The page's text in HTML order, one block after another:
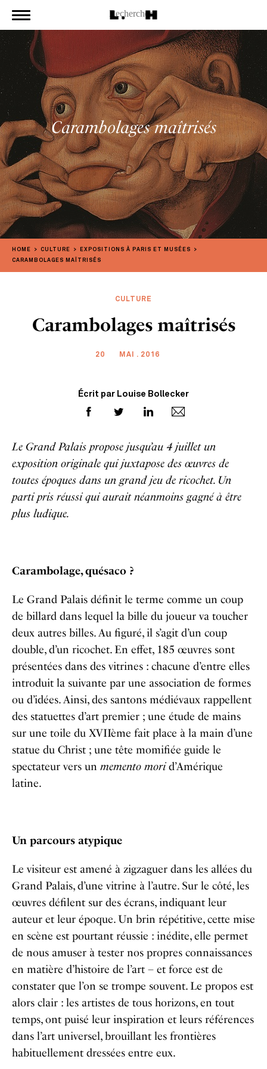
Carambolages maîtrisés
HOME CULTURE
EXPOSITIONS À PARIS ET MUSÉES
CARAMBOLAGES MAÎTRISÉS
CULTURE
Carambolages maîtrisés
20 MAI . 2016
Écrit par Louise Bollecker
Le Grand Palais propose jusqu’au 4 juillet un
exposition originale qui juxtapose des œuvres de
toutes époques dans un grand jeu de ricochet. Un
parti pris réussi qui aurait néanmoins gagné à être
plus ludique.
Carambolage, quésaco ?
Le Grand Palais définit le terme comme un coup
de billard dans lequel la bille du joueur va toucher
deux autres billes. Au figuré, il s’agit d’un coup
double, d’un ricochet. En effet, 185 œuvres sont
présentées dans des vitrines : chacune d’entre elles
introduit la suivante par une association de formes
ou d’idées. Ainsi, des santons médiévaux rappellent
des statuettes d’art premier ; une étude de mains
sur une toile du XVIIème fait place à la main d’une
statue du Christ ; une tête momifiée guide le
spectateur vers un memento morid’Amérique
latine.
Un parcours atypique
Le visiteur est amené à zigzaguer dans les allées du
Grand Palais, d’une vitrine à l’autre. Sur le côté, les
œuvres défilent sur des écrans, indiquant leur
auteur et leur époque. Un brin répétitive, cette mise
en scène est pourtant réussie : inédite, elle permet
de nous amuser à tester nos propres connaissances
en matière d’histoire de l’art – et force est de
constater que l’on se trompe souvent. Le propos est
alors clair : les artistes de tous horizons, en tout
temps, ont puisé leur inspiration et leurs références
dans l’art universel, brouillant les frontières
habituellement dressées entre eux.